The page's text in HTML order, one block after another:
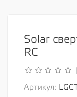
Solar
RC
Артикул: